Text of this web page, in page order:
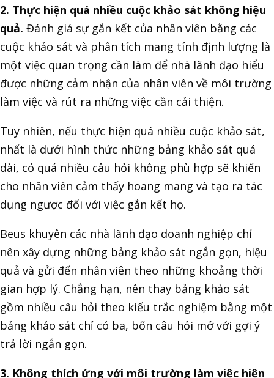
2. Thực hiện quá nhiều cuộc khảo sát không hiệu
quả. Đánh giá sự gắn kết của nhân viên bằng các
cuộc khảo sát và phân tích mang tính định lượng là
một việc quan trọng cần làm để nhà lãnh đạo hiểu
được những cảm nhận của nhân viên về môi trường
làm việc và rút ra những việc cần cải thiện.
Tuy nhiên, nếu thực hiện quá nhiều cuộc khảo sát,
nhất là dưới hình thức những bảng khảo sát quá
dài, có quá nhiều câu hỏi không phù hợp sẽ khiến
cho nhân viên cảm thấy hoang mang và tạo ra tác
dụng ngược đối với việc gắn kết họ.
Beus khuyên các nhà lãnh đạo doanh nghiệp chỉ
nên xây dựng những bảng khảo sát ngắn gọn, hiệu
quả và gửi đến nhân viên theo những khoảng thời
gian hợp lý. Chẳng hạn, nên thay bảng khảo sát
gồm nhiều câu hỏi theo kiểu trắc nghiệm bằng một
bảng khảo sát chỉ có ba, bốn câu hỏi mở với gợi ý
trả lời ngắn gọn.
3. Không thích ứng với môi trường làm việc hiện